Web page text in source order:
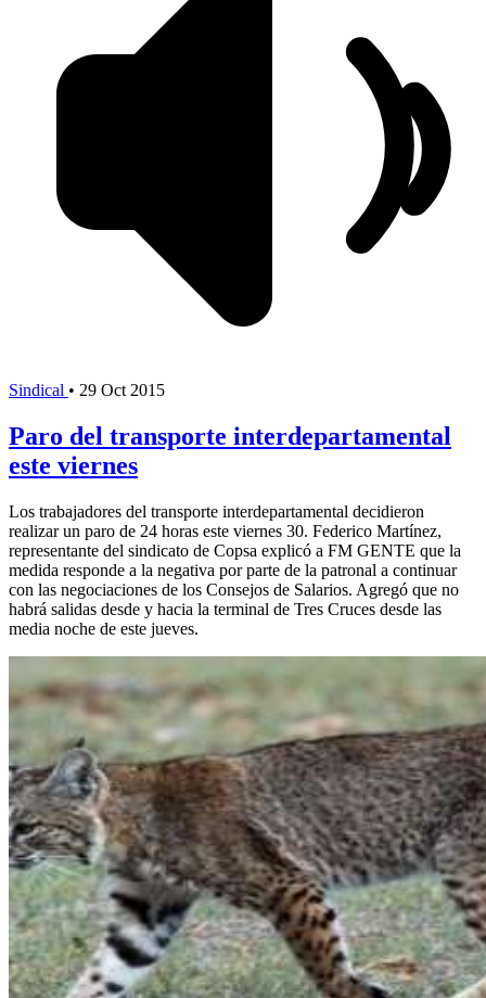
Sindical • 29 Oct 2015
Paro del transporte interdepartamental
este viernes
Los trabajadores del transporte interdepartamental decidieron
realizar un paro de 24 horas este viernes 30. Federico Martínez,
representante del sindicato de Copsa explicó a FM GENTE que la
medida responde a la negativa por parte de la patronal a continuar
con las negociaciones de los Consejos de Salarios. Agregó que no
habrá salidas desde y hacia la terminal de Tres Cruces desde las
media noche de este jueves.